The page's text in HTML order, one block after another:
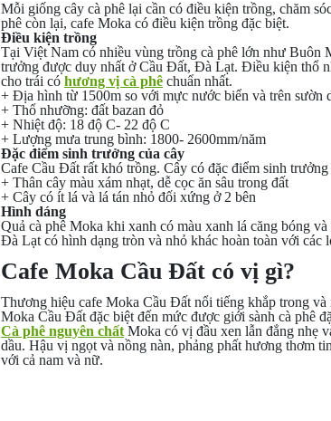
Mỗi giống cây cà phê lại cần có điều kiện trồng, chăm
phê còn lại, cafe Moka có điều kiện trồng đặc biệt.
Điều kiện trồng
Tại Việt Nam có nhiều vùng trồng cà phê lớn như Buôn
trưởng được duy nhất ở Cầu Đất, Đà Lạt. Điều kiện thổ
cho trái có hương vị cà phê chuẩn nhất.
+ Địa hình từ 1500m so với mực nước biển và trên sườn
+ Thổ nhưỡng: đất bazan đỏ
+ Nhiệt độ: 18 độ C- 22 độ C
+ Lượng mưa trung bình: 1800- 2600mm/năm
Đặc điểm sinh trưởng của cây
Cafe Cầu Đất rất khó trồng. Cây có đặc điểm sinh trưởng
+ Thân cây màu xám nhạt, dễ cọc ăn sâu trong đất
+ Cây có ít lá và lá tán nhỏ đối xứng ở 2 bên
Hình dáng
Quả cà phê Moka khi xanh có màu xanh lá căng bóng
Đà Lạt có hình dạng tròn và nhỏ khác hoàn toàn với các
Cafe Moka Cầu Đất có vị gì?
Thương hiệu cafe Moka Cầu Đất nổi tiếng khắp trong
Moka Cầu Đất đặc biệt đến mức được giới sành cà phê
Cà phê nguyên chất Moka có vị đầu xen lẫn đắng nhẹ
dầu. Hậu vị ngọt và nồng nàn, phảng phất hương thơm
với cả nam và nữ.